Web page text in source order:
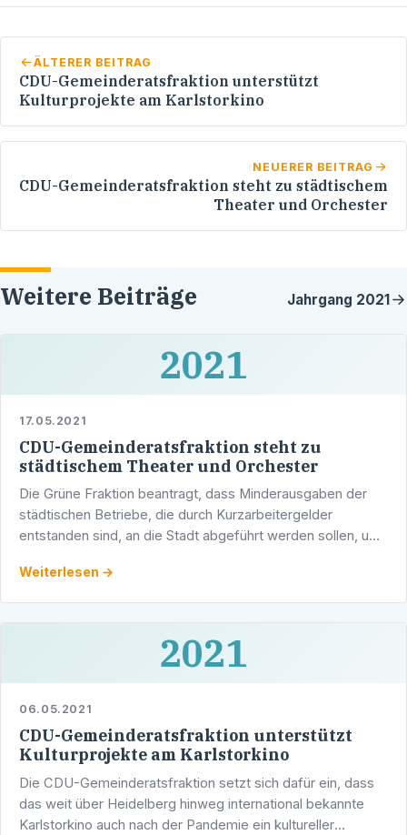
ÄLTERER BEITRAG
CDU-Gemeinderatsfraktion unterstützt
Kulturprojekte am Karlstorkino
NEUERER BEITRAG
CDU-Gemeinderatsfraktion steht zu städtischem
Theater und Orchester
Weitere Beiträge Jahrgang 2021
2021
17.05.2021
CDU-Gemeinderatsfraktion steht zu
städtischem Theater und Orchester
Die Grüne Fraktion beantragt, dass Minderausgaben der
städtischen Betriebe, die durch Kurzarbeitergelder
entstanden sind, an die Stadt abgeführt werden sollen, um
Weiterlesen →
2021
06.05.2021
CDU-Gemeinderatsfraktion unterstützt
Kulturprojekte am Karlstorkino
Die CDU-Gemeinderatsfraktion setzt sich dafür ein, dass
das weit über Heidelberg hinweg international bekannte
Karlstorkino auch nach der Pandemie ein kultureller